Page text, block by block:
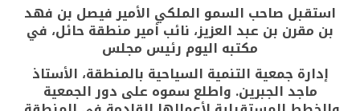
استقبل صاحب السمو الملكي الأمير فيصل بن فهد
بن مقرن بن عبد العزيز، نائب أمير منطقة حائل، في
مكتبه اليوم رئيس مجلس
إدارة جمعية التنمية السياحية بالمنطقة، الأستاذ
ماجد الجبرين. واطلع سموه على دور الجمعية